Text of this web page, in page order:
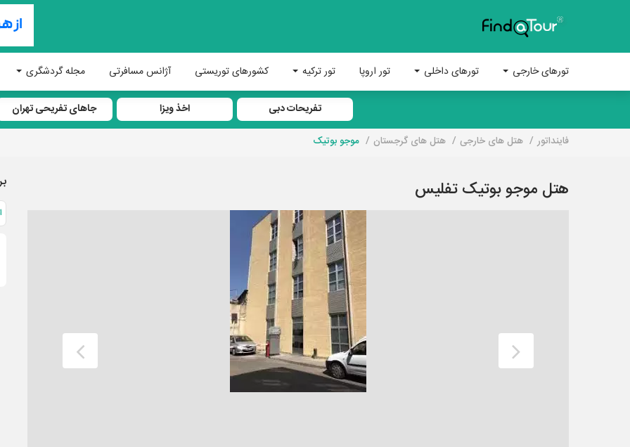
تورهای خارجی تورهای داخلی تور اروپا تور ترکیه کشورهای توریستی آژانس مسافرتی مجله گردشگری
تفریحات دبی اخذ ویزا جاهای تفریحی تهران
فاینداتور هتل های خارجی هتل های گرجستان موجو بوتیک
هتل موجو بوتیک تفلیس